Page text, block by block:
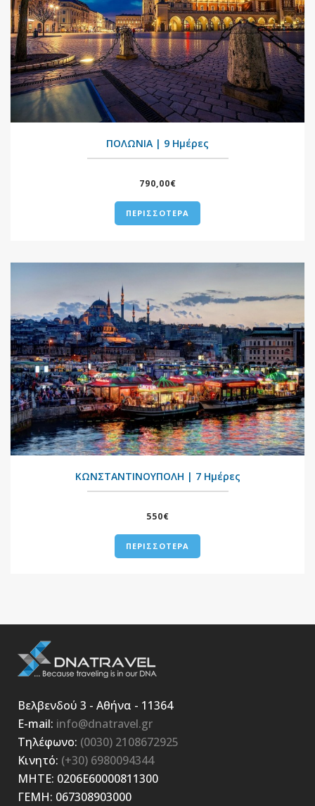
+
ΠΟΛΩΝΙΑ | 9 Ημέρες
790,00€
ΠΕΡΙΣΣΟΤΕΡΑ
+
ΚΩΝΣΤΑΝΤΙΝΟΥΠΟΛΗ | 7 Ημέρες
550€
ΠΕΡΙΣΣΟΤΕΡΑ
Βελβενδού 3 - Αθήνα - 11364
E-mail: info@dnatravel.gr
Τηλέφωνο: (0030) 2108672925
Κινητό: (+30) 6980094344
ΜΗΤΕ: 0206E60000811300
ΓΕΜΗ: 067308903000